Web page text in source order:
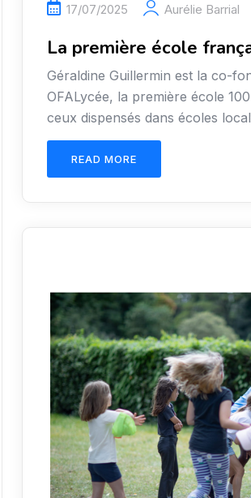
17/07/2025 Aurélie Barrial
La première école
Géraldine Guillermin est la co-
OFALycée, la première école
ceux dispensés dans écoles
READ MORE